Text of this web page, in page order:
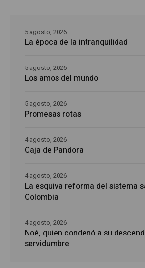
La época de la intranquilidad
5 agosto, 2026
Los amos del mundo
5 agosto, 2026
Promesas rotas
5 agosto, 2026
Caja de Pandora
4 agosto, 2026
La esquiva reforma del sistema
Colombia
4 agosto, 2026
Noé, quien condenó a su
servidumbre
4 agosto, 2026